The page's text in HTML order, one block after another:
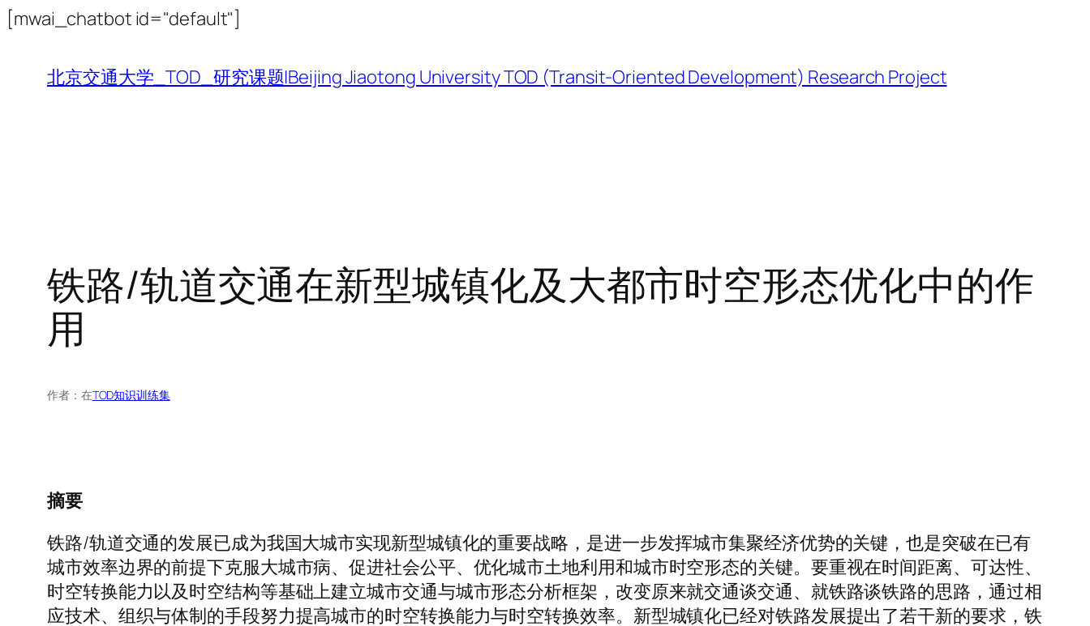
[mwai_chatbot id="default"]
内
容
北京交通大学_TOD_研究课题|Beijing Jiaotong University TOD (Transit-Oriented Development) Research Project
铁路/轨道交通在新型城镇化及大都市时空形态优化中的作
用
作者： 在TOD知识训练集
摘要
铁路/轨道交通的发展已成为我国大城市实现新型城镇化的重要战略，是进一步发挥城市集聚经济优势的关键，也是突破在已有
城市效率边界的前提下克服大城市病、促进社会公平、优化城市土地利用和城市时空形态的关键。要重视在时间距离、可达性、
时空转换能力以及时空结构等基础上建立城市交通与城市形态分析框架，改变原来就交通谈交通、就铁路谈铁路的思路，通过相
应技术、组织与体制的手段努力提高城市的时空转换能力与时空转换效率。新型城镇化已经对铁路发展提出了若干新的要求，铁